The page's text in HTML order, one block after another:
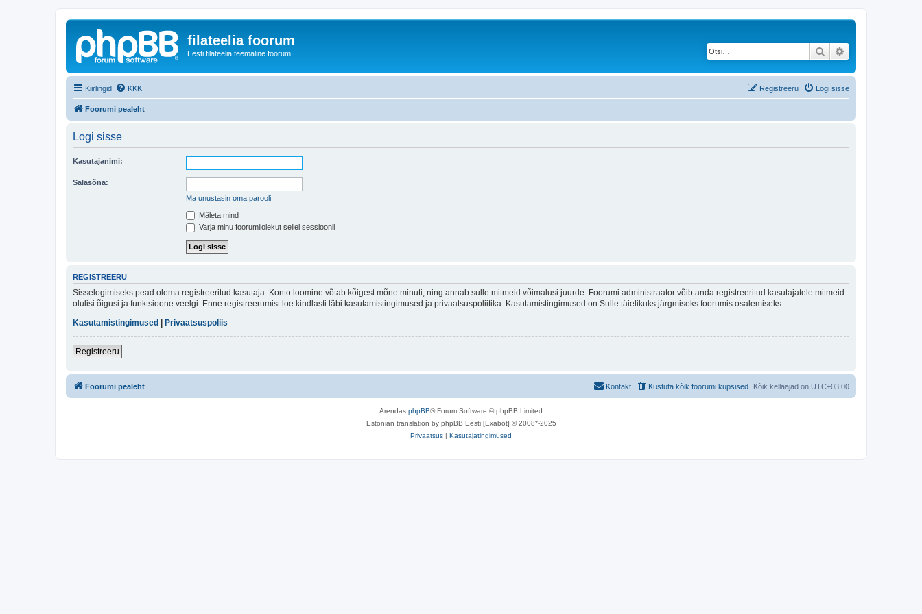
filateelia foorum
Eesti filateelia teemaline foorum Otsi
Kiirlingid KKK Logi sisse
Registreeru
Foorumi pealeht
Logi sisse
Kasutajanimi:
Salasõna:
Ma unustasin oma parooli
Mäleta mind
Varja minu foorumilolekut sellel sessioonil
REGISTREERU
Sisselogimiseks pead olema registreeritud kasutaja. Konto loomine võtab kõigest mõne minuti, ning annab sulle mitmeid võimalusi juurde. Foorumi administraator võib anda registreeritud kasutajatele mitmeid
olulisi õigusi ja funktsioone veelgi. Enne registreerumist loe kindlasti läbi kasutamistingimused ja privaatsuspoliitika. Kasutamistingimused on Sulle täielikuks järgmiseks foorumis osalemiseks.
Kasutamistingimused
Privaatsuspoliis
Registreeru
Foorumi pealeht Kõik kellaajad on UTC+03:00
Kustuta kõik foorumi küpsised
Kontakt
Arendas phpBB® Forum Software © phpBB Limited
Estonian translation by phpBB Eesti [Exabot] © 2008*-2025
Privaatsus | Kasutajatingimused